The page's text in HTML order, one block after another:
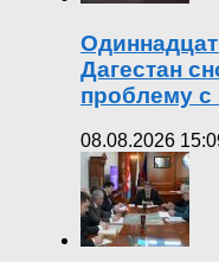
Дагестан
проблему с
08.08.2026